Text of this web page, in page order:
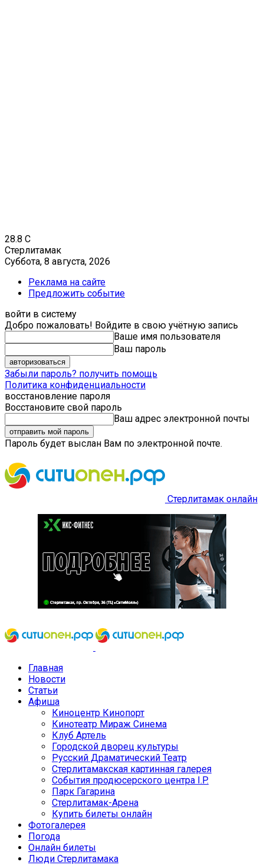
28.8 C
Стерлитамак
Суббота, 8 августа, 2026
Реклама на сайте
Предложить событие
войти в систему
Добро пожаловать! Войдите в свою учётную запись
Ваше имя пользователя
Ваш пароль
Забыли пароль? получить помощь
Политика конфиденциальности
восстановление пароля
Восстановите свой пароль
Ваш адрес электронной почты
Пароль будет выслан Вам по электронной почте.
Стерлитамак онлайн
Главная
Новости
Статьи
Афиша
Киноцентр Кинопорт
Кинотеатр Мираж Синема
Клуб Артель
Городской дворец культуры
Русский Драматический Театр
Стерлитамакская картинная галерея
События продюсерского центра I.P.
Парк Гагарина
Стерлитамак-Арена
Купить билеты онлайн
Фотогалерея
Погода
Онлайн билеты
Люди Стерлитамака